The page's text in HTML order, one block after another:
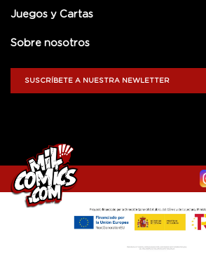
Juegos y Cartas
Sobre nosotros
SUSCRÍBETE A NUESTRA NEWLETTER